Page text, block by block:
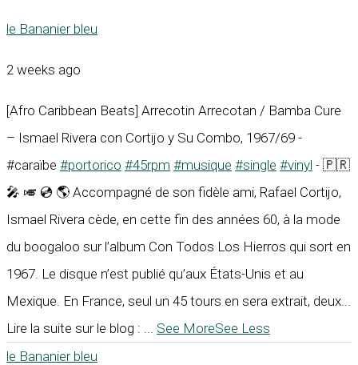
le Bananier bleu
2 weeks ago
[Afro Caribbean Beats] Arrecotin Arrecotan / Bamba Cure
– Ismael Rivera con Cortijo y Su Combo, 1967/69 -
#caraïbe #portorico #45rpm #musique #single #vinyl - 🇵🇷
🎤 🎺 💿 🌎 Accompagné de son fidèle ami, Rafael Cortijo,
Ismael Rivera cède, en cette fin des années 60, à la mode
du boogaloo sur l’album Con Todos Los Hierros qui sort en
1967. Le disque n’est publié qu’aux États-Unis et au
Mexique. En France, seul un 45 tours en sera extrait, deux...
Lire la suite sur le blog :
See MoreSee Less
le Bananier bleu